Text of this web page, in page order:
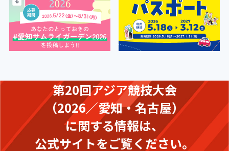
第20回アジア競技大会
（2026／愛知・名古屋）
に関する情報は、
公式サイトをご覧ください。